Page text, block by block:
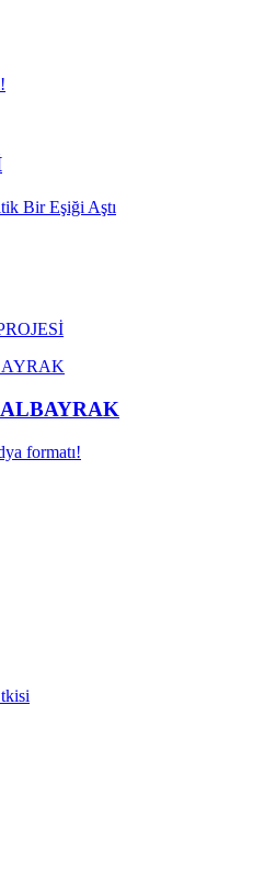
Bir Eşiği Aştı
formatı!